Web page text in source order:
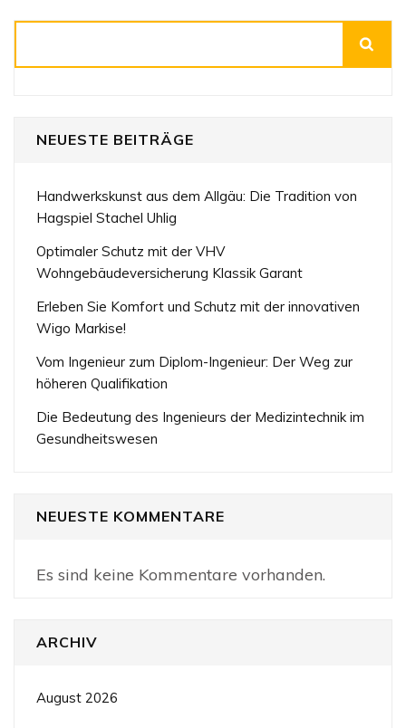
NEUESTE BEITRÄGE
Handwerkskunst aus dem Allgäu: Die Tradition von
Hagspiel Stachel Uhlig
Optimaler Schutz mit der VHV
Wohngebäudeversicherung Klassik Garant
Erleben Sie Komfort und Schutz mit der innovativen
Wigo Markise!
Vom Ingenieur zum Diplom-Ingenieur: Der Weg zur
höheren Qualifikation
Die Bedeutung des Ingenieurs der Medizintechnik im
Gesundheitswesen
NEUESTE KOMMENTARE
Es sind keine Kommentare vorhanden.
ARCHIV
August 2026